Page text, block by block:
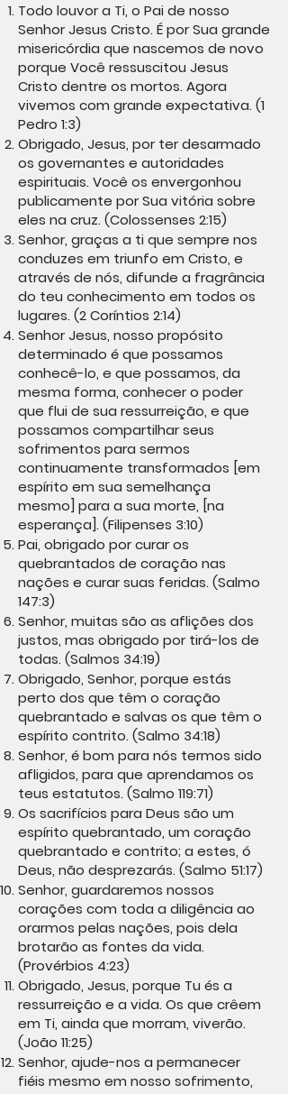
Todo louvor a Ti, o Pai de nosso
Senhor Jesus Cristo. É por Sua grande
misericórdia que nascemos de novo
porque Você ressuscitou Jesus
Cristo dentre os mortos. Agora
vivemos com grande expectativa. (1
Pedro 1:3)
Obrigado, Jesus, por ter desarmado
os governantes e autoridades
espirituais. Você os envergonhou
publicamente por Sua vitória sobre
eles na cruz. (Colossenses 2:15)
Senhor, graças a ti que sempre nos
conduzes em triunfo em Cristo, e
através de nós, difunde a fragrância
do teu conhecimento em todos os
lugares. (2 Coríntios 2:14)
Senhor Jesus, nosso propósito
determinado é que possamos
conhecê-lo, e que possamos, da
mesma forma, conhecer o poder
que flui de sua ressurreição, e que
possamos compartilhar seus
sofrimentos para sermos
continuamente transformados [em
espírito em sua semelhança
mesmo] para a sua morte, [na
esperança]. (Filipenses 3:10)
Pai, obrigado por curar os
quebrantados de coração nas
nações e curar suas feridas. (Salmo
147:3)
Senhor, muitas são as aflições dos
justos, mas obrigado por tirá-los de
todas. (Salmos 34:19)
Obrigado, Senhor, porque estás
perto dos que têm o coração
quebrantado e salvas os que têm o
espírito contrito. (Salmo 34:18)
Senhor, é bom para nós termos sido
afligidos, para que aprendamos os
teus estatutos. (Salmo 119:71)
Os sacrifícios para Deus são um
espírito quebrantado, um coração
quebrantado e contrito; a estes, ó
Deus, não desprezarás. (Salmo 51:17)
Senhor, guardaremos nossos
corações com toda a diligência ao
orarmos pelas nações, pois dela
brotarão as fontes da vida.
(Provérbios 4:23)
Obrigado, Jesus, porque Tu és a
ressurreição e a vida. Os que crêem
em Ti, ainda que morram, viverão.
(João 11:25)
Senhor, ajude-nos a permanecer
fiéis mesmo em nosso sofrimento,